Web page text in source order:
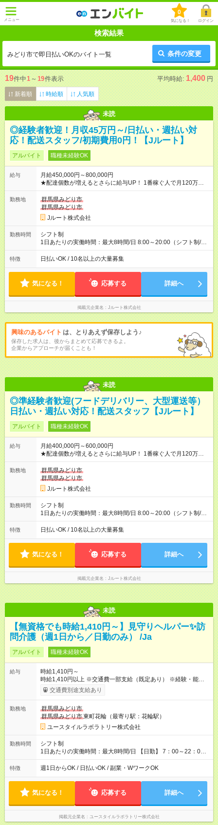
メニュー
0
気になる！ ログイン
検索結果
みどり市で即日払いOKのバイト一覧 条件の変更
19件中1 ～ 19件表示 平均時給: 1,400 円
新着順 時給順 人気順
未読
◎経験者歓迎！月収45万円～/日払い・週払い対
応！配送スタッフ/初期費用0円！【Jルート】
アルバイト 職種未経験OK
給与
月給450,000円～800,000円
★配達個数が増えるとさらに給与UP！ 1番稼ぐ人で月120万ほ
ど！ ・主要都市エリア 月収55万円／週5日稼働 月収65万~112
万円／週6日稼働 ・地方郊外エリア 月収40万円／週5日稼働 月
収40万円~50万円／週6日稼働 ＜モデルイメージ＞ ■月収50万
円 (27歳男性/江東区在住)※元建築関係 1日150個配達×25日勤務
(日休み) ■月収80万円(43歳男性/墨田区在住)※元営業 1日200個
勤務地
群馬県みどり市
群馬県みどり市
Jルート株式会社
勤務時間
シフト制
1日あたりの実働時間：最大8時間/日 8:00～20:00（シフト制/実
働8時間） ※週5日勤務（場所次第では週4も有り） ※配達状況に
よって時間外での勤務可能性有り ※案件により多少の前後あり
特徴 日払いOK / 10名以上の大量募集
気になる！ 応募する 詳細へ
掲載元企業名 Jルート株式会社
興味のあるバイト は、とりあえず保存しよう♪
保存した求人は、後からまとめて応募できるよ。
企業からアプローチが届くことも！
未読
◎準経験者歓迎(フードデリバリー、大型運送等）
日払い・週払い対応！配送スタッフ【Jルート】
アルバイト 職種未経験OK
給与
月給400,000円～600,000円
★配達個数が増えるとさらに給与UP！ 1番稼ぐ人で月120万ほ
ど！ ・主要都市エリア 月収55万円／週5日稼働 月収65万~112
万円／週6日稼働 ・地方郊外エリア 月収40万円／週5日稼働 月
収40万円~50万円／週6日稼働 ＜モデルイメージ＞ ■月収50万
円 (27歳男性/江東区在住)※元建築関係 1日150個配達×25日勤務
(日休み) ■月収80万円(43歳男性/墨田区在住)※元営業 1日200個
勤務地
群馬県みどり市
群馬県みどり市
Jルート株式会社
勤務時間
シフト制
1日あたりの実働時間：最大8時間/日 8:00～20:00（シフト制/実
働8時間） ※週5日勤務（場所次第では週4も有り） ※配達状況に
よって時間外での勤務可能性有り ※案件により多少の前後あり
特徴 日払いOK / 10名以上の大量募集
気になる！ 応募する 詳細へ
掲載元企業名 Jルート株式会社
未読
【無資格でも時給1,410円～】見守りヘルパー✨訪
問介護（週1日から／日勤のみ） /Ja
アルバイト 職種未経験OK
給与
時給1,410円～
時給1,410円以上 ※交通費一部支給（既定あり） ※経験・能力を
考慮して決定します 【収入例】 週1回勤務の場合：1,410円×8時
間×4回=4万5,120円 週3回勤務の場合：1,410円×8時間×12回
5,600円 【試用期間】試用期間あり 試用期間の長さ：2ヶ月
※ 雇用形態と給与に、本採用時と異なる部分があります。 雇用
形態：本採用時と同じです。 給与：時給 1,070円以上
交通費別途支給あり
勤務地
群馬県みどり市
群馬県みどり市東町花輪（最寄り駅：花輪駅）
ユースタイルラボラトリー株式会社
勤務時間
シフト制
1日あたりの実働時間：最大8時間/日 【日勤】 7：00～22：00
の間で8時間勤務（休憩時間は法定通り） ※週1日～OK ／ 夜勤
なし ＊＊ 勤務時間例 ＊＊ ■8時から17時 ■9時から18時 ■10
定（毎週同じ曜日勤務）
特徴 週1日からOK / 日払いOK / 副業・WワークOK
気になる！ 応募する 詳細へ
掲載元企業名 ユースタイルラボラトリー株式会社